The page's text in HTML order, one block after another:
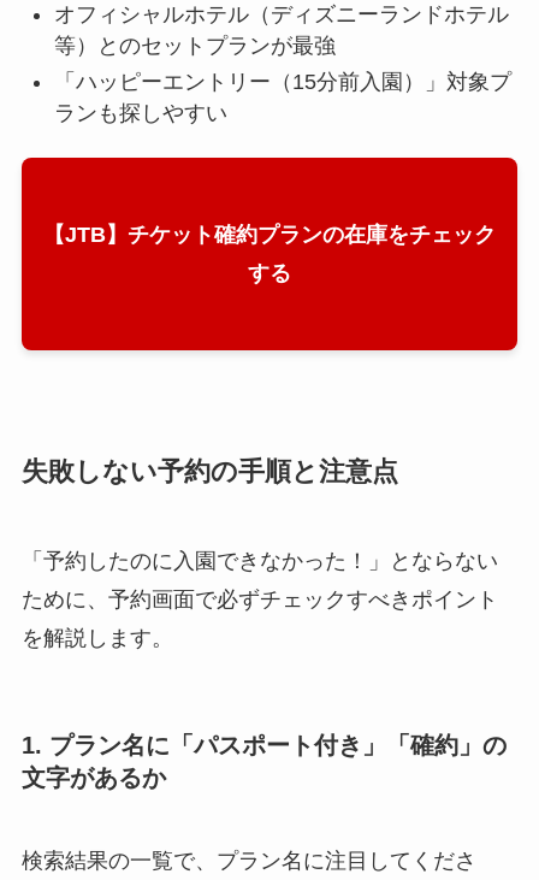
オフィシャルホテル（ディズニーランドホテル
等）とのセットプランが最強
「ハッピーエントリー（15分前入園）」対象プ
ランも探しやすい
【JTB】チケット確約プランの在庫をチェック
する
失敗しない予約の手順と注意点
「予約したのに入園できなかった！」とならない
ために、予約画面で必ずチェックすべきポイント
を解説します。
1. プラン名に「パスポート付き」「確約」の
文字があるか
検索結果の一覧で、プラン名に注目してくださ